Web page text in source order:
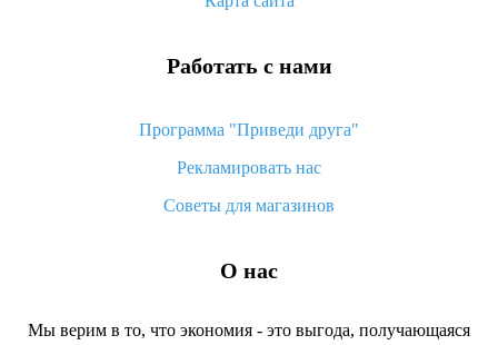
Работать с нами
Программа "Приведи друга"
Рекламировать нас
Советы для магазинов
О нас
Мы верим в то, что экономия - это выгода, получающаяся